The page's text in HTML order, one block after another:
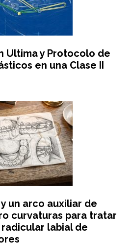
Ultima y Protocolo de
en una Clase II
un arco auxiliar de
curvaturas para tratar
labial de